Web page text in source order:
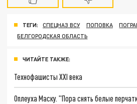
ТЕГИ: СПЕЦНАЗ ВСУ ПОПОВКА
БЕЛГОРОДСКАЯ ОБЛАСТЬ
ЧИТАЙТЕ ТАКЖЕ:
Технофашисты XXI века
Оплеуха Маску. "Пора снять белые